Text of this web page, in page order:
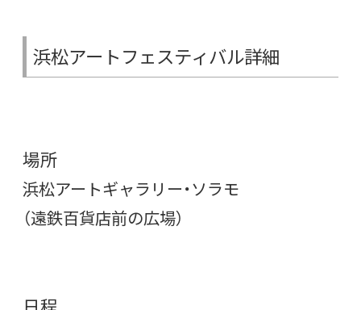
浜松アートフェスティバル詳細
場所
浜松アートギャラリー・ソラモ
（遠鉄百貨店前の広場）